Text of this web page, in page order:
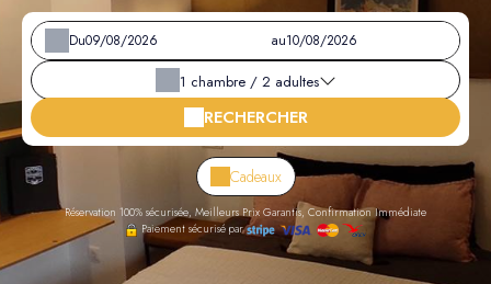
Du au
1 chambre / 2 adultes
RECHERCHER
Cadeaux
Réservation 100% sécurisée, Meilleurs Prix Garantis, Confirmation Immédiate
Paiement sécurisé par